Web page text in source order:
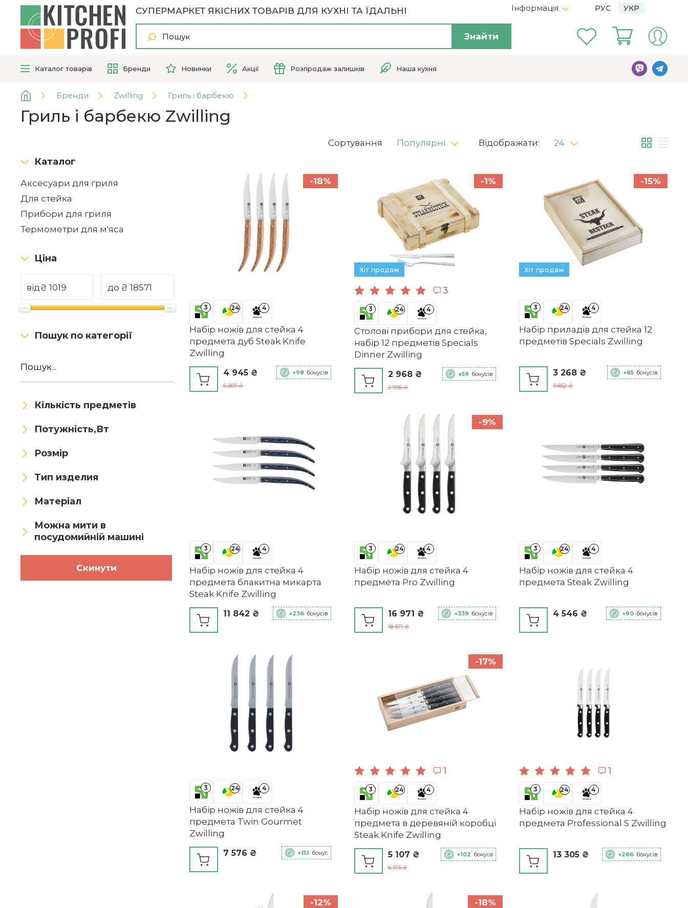
СУПЕРМАРКЕТ ЯКІСНИХ ТОВАРІВ ДЛЯ КУХНІ ТА ЇДАЛЬНІ
Знайти
Інформація РУС УКР
Каталог товарів Бренди Новинки Акції Розпродаж залишків Наша кухня
Бренди Zwilling Гриль і барбекю
Гриль і барбекю Zwilling
Каталог
Аксесуари для гриля
Для стейка
Прибори для гриля
Термометри для м'яса
Ціна
від₴ до ₴
Пошук по категорії
Кількість предметів
Потужність,Вт
Розмір
Тип изделия
Матеріал
Можна мити в
посудомийній машині
Скинути
Сортування Популярні Відображати: 24
3 24 4
Набір ножів для стейка 4
предмета дуб Steak Knife
Zwilling
-18%
4 945 ₴
6 007 ₴
+98 бонусів
Хіт продаж
3
3 24 4
Столові прибори для стейка,
набір 12 предметів Specials
Dinner Zwilling
-1%
2 968 ₴
2 996 ₴
+59 бонусів
Хіт продаж
3 24 4
Набір приладів для стейка 12
предметів Specials Zwilling
-15%
3 268 ₴
3 852 ₴
+65 бонусів
3 24 4
Набір ножів для стейка 4
предмета блакитна микарта
Steak Knife Zwilling
11 842 ₴ +236 бонусів
3 24 4
Набір ножів для стейка 4
предмета Pro Zwilling
-9%
16 971 ₴
18 571 ₴
+339 бонусів
3 24 4
Набір ножів для стейка 4
предмета Steak Zwilling
4 546 ₴ +90 бонусів
3 24 4
Набір ножів для стейка 4
предмета Twin Gourmet
Zwilling
7 576 ₴ +151 бонус
1
3 24 4
Набір ножів для стейка 4
предмета в деревяній коробці
Steak Knife Zwilling
-17%
5 107 ₴
6 173 ₴
+102 бонуса
1
3 24 4
Набір ножів для стейка 4
предмета Professional S Zwilling
13 305 ₴ +266 бонусів
-12% -18%